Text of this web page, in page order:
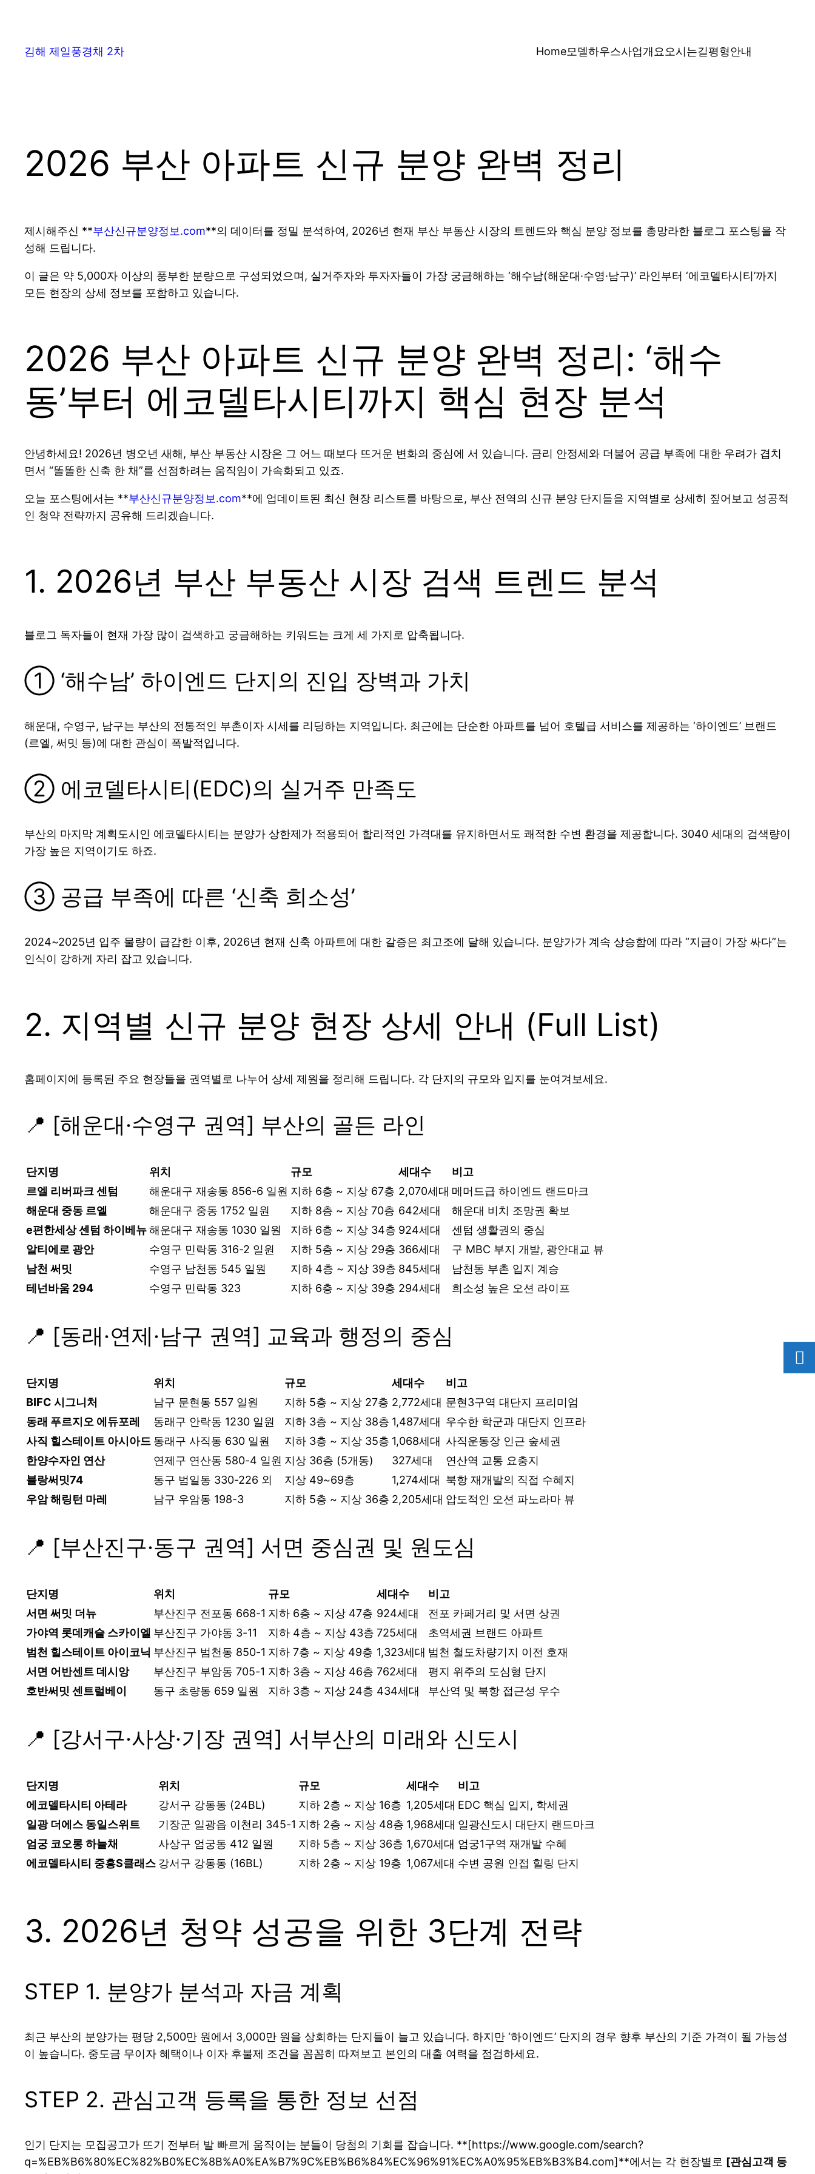
김해 제일풍경채 2차 Home모델하우스사업개요오시는길평형안내
2026 부산 아파트 신규 분양 완벽 정리
제시해주신 **부산신규분양정보.com**의 데이터를 정밀 분석하여, 2026년 현재 부산 부동산 시장의 트렌드와 핵심 분양 정보를 총망라한 블로그 포스팅을 작
성해 드립니다.
이 글은 약 5,000자 이상의 풍부한 분량으로 구성되었으며, 실거주자와 투자자들이 가장 궁금해하는 ‘해수남(해운대·수영·남구)’ 라인부터 ‘에코델타시티’까지
모든 현장의 상세 정보를 포함하고 있습니다.
2026 부산 아파트 신규 분양 완벽 정리: ‘해수
동’부터 에코델타시티까지 핵심 현장 분석
안녕하세요! 2026년 병오년 새해, 부산 부동산 시장은 그 어느 때보다 뜨거운 변화의 중심에 서 있습니다. 금리 안정세와 더불어 공급 부족에 대한 우려가 겹치
면서 “똘똘한 신축 한 채”를 선점하려는 움직임이 가속화되고 있죠.
오늘 포스팅에서는 **부산신규분양정보.com**에 업데이트된 최신 현장 리스트를 바탕으로, 부산 전역의 신규 분양 단지들을 지역별로 상세히 짚어보고 성공적
인 청약 전략까지 공유해 드리겠습니다.
1. 2026년 부산 부동산 시장 검색 트렌드 분석
블로그 독자들이 현재 가장 많이 검색하고 궁금해하는 키워드는 크게 세 가지로 압축됩니다.
① ‘해수남’ 하이엔드 단지의 진입 장벽과 가치
해운대, 수영구, 남구는 부산의 전통적인 부촌이자 시세를 리딩하는 지역입니다. 최근에는 단순한 아파트를 넘어 호텔급 서비스를 제공하는 ‘하이엔드’ 브랜드
(르엘, 써밋 등)에 대한 관심이 폭발적입니다.
② 에코델타시티(EDC)의 실거주 만족도
부산의 마지막 계획도시인 에코델타시티는 분양가 상한제가 적용되어 합리적인 가격대를 유지하면서도 쾌적한 수변 환경을 제공합니다. 3040 세대의 검색량이
가장 높은 지역이기도 하죠.
③ 공급 부족에 따른 ‘신축 희소성’
2024~2025년 입주 물량이 급감한 이후, 2026년 현재 신축 아파트에 대한 갈증은 최고조에 달해 있습니다. 분양가가 계속 상승함에 따라 “지금이 가장 싸다”는
인식이 강하게 자리 잡고 있습니다.
2. 지역별 신규 분양 현장 상세 안내 (Full List)
홈페이지에 등록된 주요 현장들을 권역별로 나누어 상세 제원을 정리해 드립니다. 각 단지의 규모와 입지를 눈여겨보세요.
📍 [해운대·수영구 권역] 부산의 골든 라인
단지명 위치 규모 세대수
비고
르엘 리버파크 센텀
해운대구 재송동 856-6 일원 지하 6층 ~ 지상 67층 2,070세대 메머드급 하이엔드 랜드마크
해운대 중동 르엘
해운대구 중동 1752 일원 지하 8층 ~ 지상 70층 642세대
해운대 비치 조망권 확보
e편한세상 센텀 하이베뉴해운대구 재송동 1030 일원 지하 6층 ~ 지상 34층 924세대
센텀 생활권의 중심
알티에로 광안
수영구 민락동 316-2 일원 지하 5층 ~ 지상 29층 366세대
구 MBC 부지 개발, 광안대교 뷰
남천 써밋
수영구 남천동 545 일원 지하 4층 ~ 지상 39층 845세대
남천동 부촌 입지 계승
테넌바움 294
수영구 민락동 323 지하 6층 ~ 지상 39층 294세대 희소성 높은 오션 라이프
📍 [동래·연제·남구 권역] 교육과 행정의 중심
단지명 위치 규모 세대수
비고
BIFC 시그니처
남구 문현동 557 일원 지하 5층 ~ 지상 27층 2,772세대 문현3구역 대단지 프리미엄
동래 푸르지오 에듀포레
동래구 안락동 1230 일원 지하 3층 ~ 지상 38층 1,487세대 우수한 학군과 대단지 인프라
사직 힐스테이트 아시아드 동래구 사직동 630 일원 지하 3층 ~ 지상 35층 1,068세대 사직운동장 인근 숲세권
한양수자인 연산
연제구 연산동 580-4 일원 지상 36층 (5개동) 327세대
연산역 교통 요충지
블랑써밋74
동구 범일동 330-226 외 지상 49~69층 1,274세대 북항 재개발의 직접 수혜지
우암 해링턴 마레
남구 우암동 198-3 지하 5층 ~ 지상 36층 2,205세대 압도적인 오션 파노라마 뷰
📍 [부산진구·동구 권역] 서면 중심권 및 원도심
단지명 위치 규모 세대수
비고
서면 써밋 더뉴
부산진구 전포동 668-1 지하 6층 ~ 지상 47층 924세대
전포 카페거리 및 서면 상권
가야역 롯데캐슬 스카이엘 부산진구 가야동 3-11 지하 4층 ~ 지상 43층 725세대
초역세권 브랜드 아파트
범천 힐스테이트 아이코닉 부산진구 범천동 850-1 지하 7층 ~ 지상 49층 1,323세대 범천 철도차량기지 이전 호재
서면 어반센트 데시앙
부산진구 부암동 705-1 지하 3층 ~ 지상 46층 762세대
평지 위주의 도심형 단지
호반써밋 센트럴베이
동구 초량동 659 일원 지하 3층 ~ 지상 24층 434세대 부산역 및 북항 접근성 우수
📍 [강서구·사상·기장 권역] 서부산의 미래와 신도시
단지명 위치 규모 세대수
비고
에코델타시티 아테라
강서구 강동동 (24BL) 지하 2층 ~ 지상 16층 1,205세대 EDC 핵심 입지, 학세권
일광 더에스 동일스위트
기장군 일광읍 이천리 345-1 지하 2층 ~ 지상 48층 1,968세대 일광신도시 대단지 랜드마크
엄궁 코오롱 하늘채
사상구 엄궁동 412 일원 지하 5층 ~ 지상 36층 1,670세대 엄궁1구역 재개발 수혜
에코델타시티 중흥S클래스 강서구 강동동 (16BL) 지하 2층 ~ 지상 19층 1,067세대 수변 공원 인접 힐링 단지
3. 2026년 청약 성공을 위한 3단계 전략
STEP 1. 분양가 분석과 자금 계획
최근 부산의 분양가는 평당 2,500만 원에서 3,000만 원을 상회하는 단지들이 늘고 있습니다. 하지만 ‘하이엔드’ 단지의 경우 향후 부산의 기준 가격이 될 가능성
이 높습니다. 중도금 무이자 혜택이나 이자 후불제 조건을 꼼꼼히 따져보고 본인의 대출 여력을 점검하세요.
STEP 2. 관심고객 등록을 통한 정보 선점
인기 단지는 모집공고가 뜨기 전부터 발 빠르게 움직이는 분들이 당첨의 기회를 잡습니다. **[https://www.google.com/search?
q=%EB%B6%80%EC%82%B0%EC%8B%A0%EA%B7%9C%EB%B6%84%EC%96%91%EC%A0%95%EB%B3%B4.com]**에서는 각 현장별로 [관심고객 등